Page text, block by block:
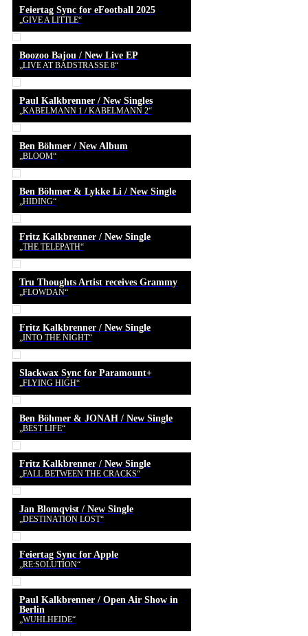
Feiertag Sync for eFootball 2025
„GIVE A LITTLE“
Boozoo Bajou / New Live EP
„LIVE AT BADSTRASSE 8“
Paul Kalkbrenner / New Singles
„KABELMANN 1 / KABELMANN 2“
Ben Böhmer / New Album
„BLOOM“
Ben Böhmer & Lykke Li / New Single
„HIDING“
Fritz Kalkbrenner / New Single
„THE TELEPATH“
Tru Thoughts Artist receives Grammy
„FLOWDAN“
Fritz Kalkbrenner / New Single
„INTO THE NIGHT“
Slackwax Sync for Paramount+
„FLYING HIGH“
Ben Böhmer & JONAH / New Single
„BEST LIFE“
Fritz Kalkbrenner / New Single
„FALL BETWEEN THE CRACKS“
Jan Blomqvist / New Single
„DESTINATION LOST“
Feiertag Sync for Apple
„RE:SOLUTION“
Paul Kalkbrenner / Open Air Show in
Berlin
„WUHLHEIDE“